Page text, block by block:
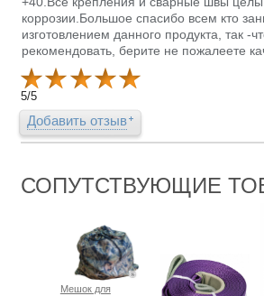
коррозии.Большое спасибо всем кто
изготовлением данного продукта, так -
рекомендовать, берите не пожалеете
5/5
Добавить отзыв
СОПУТСТВУЮЩИЕ
Мешок для